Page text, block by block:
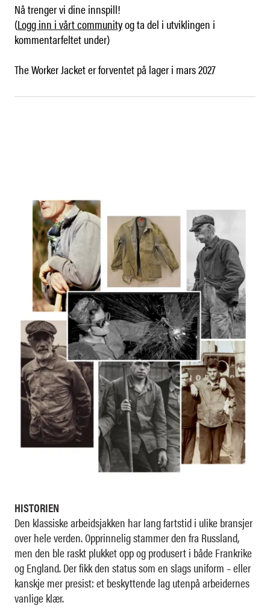
Nå trenger vi dine innspill!
(Logg inn i vårt communityog ta del i utviklingen i
kommentarfeltet under)
The Worker Jacket er forventet på lager i mars 2027
HISTORIEN
Den klassiske arbeidsjakken har lang fartstid i ulike bransjer
over hele verden. Opprinnelig stammer den fra Russland,
men den ble raskt plukket opp og produsert i både Frankrike
og England. Der fikk den status som en slags uniform – eller
kanskje mer presist: et beskyttende lag utenpå arbeidernes
vanlige klær.